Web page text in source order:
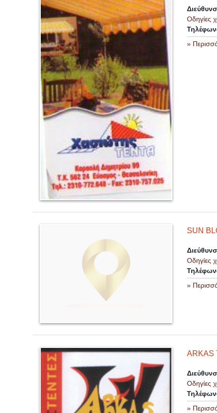
Οδηγίες
»
SUN
Οδηγίες
»
Οδηγίες
»